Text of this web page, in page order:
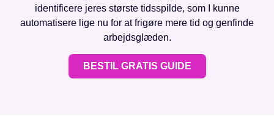
identificere jeres største tidsspilde, som I kunne
automatisere lige nu for at frigøre mere tid og genfinde
arbejdsglæden.
BESTIL GRATIS GUIDE